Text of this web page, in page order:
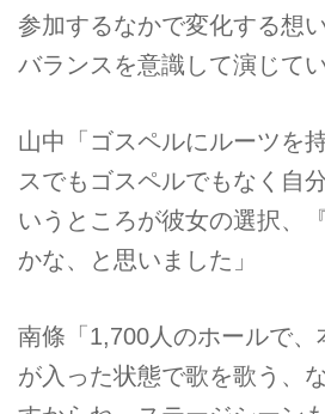
参加するなかで変化する想
バランスを意識して演じてい
山中「ゴスペルにルーツを
スでもゴスペルでもなく自
いうところが彼女の選択、
かな、と思いました」
南條「1,700人のホールで、
が入った状態で歌を歌う、